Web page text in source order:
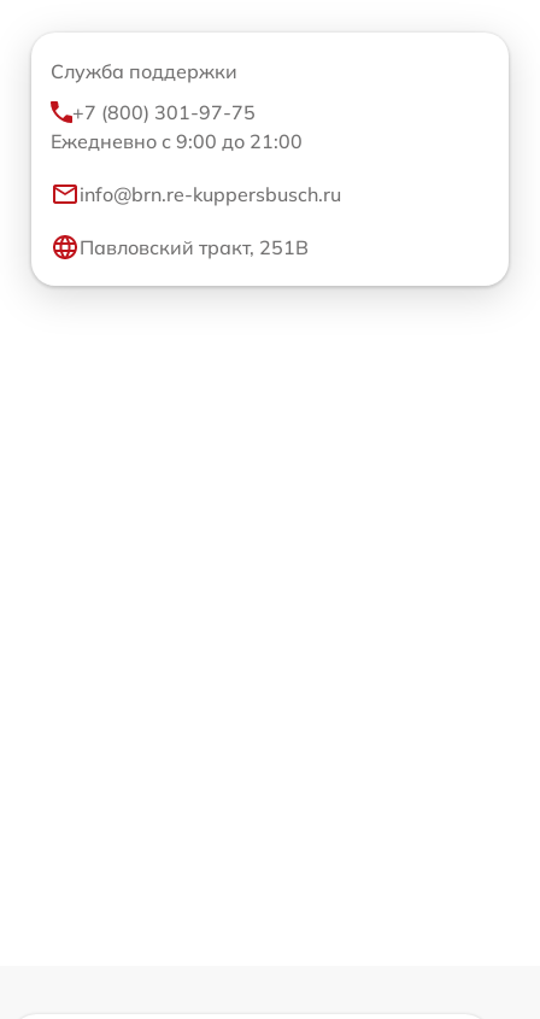
Служба поддержки
+7 (800) 301-97-75
Ежедневно с 9:00 до 21:00
info@brn.re-kuppersbusch.ru
Павловский тракт, 251В